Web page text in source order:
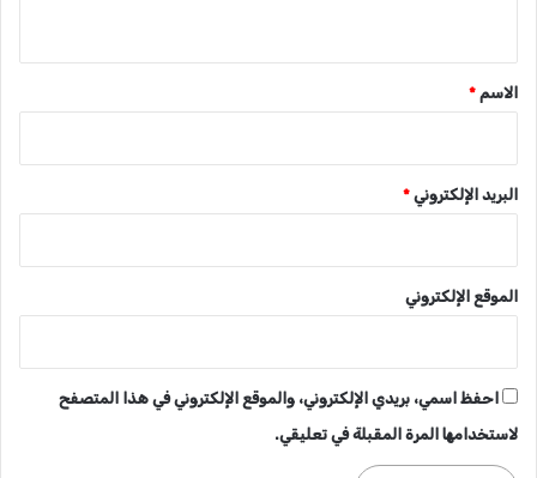
*
الاسم *
البريد الإلكتروني *
الموقع الإلكتروني
احفظ اسمي، بريدي الإلكتروني، والموقع الإلكتروني في هذا المتصفح
لاستخدامها المرة المقبلة في تعليقي.